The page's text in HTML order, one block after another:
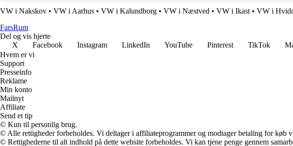
VW i Nakskov • VW i Aarhus • VW i Kalundborg • VW i Næstved • VW i Ikast • VW i
FarsRum
Del og vis hjerte
X
Facebook Instagram LinkedIn YouTube Pinterest TikTok
Hvem er vi
Support
Presseinfo
Reklame
Min konto
Mailnyt
Affiliate
Send et tip
© Kun til personlig brug.
© Alle rettigheder forbeholdes. Vi deltager i affiliateprogrammer og modtager betaling for køb
© Rettighederne til alt indhold på dette website forbeholdes. Vi kan tjene penge gennem